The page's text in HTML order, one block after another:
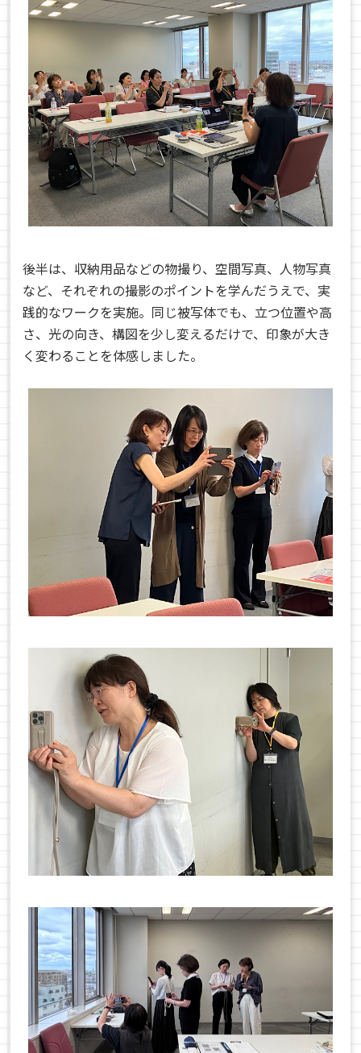
後半は、収納用品などの物撮り、空間写真、人物写真
など、それぞれの撮影のポイントを学んだうえで、実
践的なワークを実施。同じ被写体でも、立つ位置や高
さ、光の向き、構図を少し変えるだけで、印象が大き
く変わることを体感しました。